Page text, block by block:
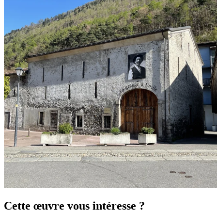
Cette œuvre vous intéresse ?